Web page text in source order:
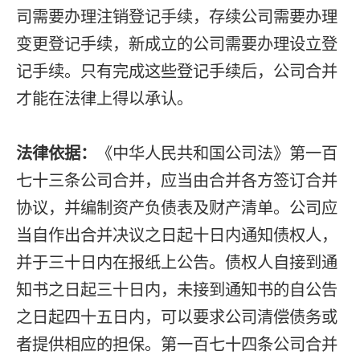
司需要办理注销登记手续，存续公司需要办理
变更登记手续，新成立的公司需要办理设立登
记手续。只有完成这些登记手续后，公司合并
才能在法律上得以承认。
法律依据：
《中华人民共和国公司法》第一百
七十三条公司合并，应当由合并各方签订合并
协议，并编制资产负债表及财产清单。公司应
当自作出合并决议之日起十日内通知债权人，
并于三十日内在报纸上公告。债权人自接到通
知书之日起三十日内，未接到通知书的自公告
之日起四十五日内，可以要求公司清偿债务或
者提供相应的担保。第一百七十四条公司合并